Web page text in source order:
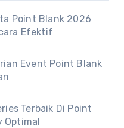
Point Blank 2026
Efektif
Event Point Blank
Terbaik Di Point
Optimal